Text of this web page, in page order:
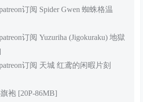
订阅 Spider Gwen 蜘蛛格温
订阅 Yuzuriha (Jigokuraku) 地獄
订阅 天城 红鸢的闲暇片刻
袍 [20P-86MB]